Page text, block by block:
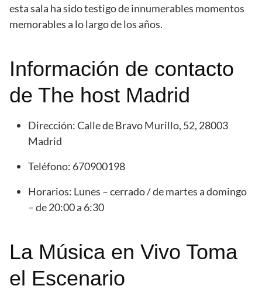
esta sala ha sido testigo de innumerables momentos
memorables a lo largo de los años.
Información de contacto
de The host Madrid
Dirección: Calle de Bravo Murillo, 52, 28003
Madrid
Teléfono: 670900198
Horarios: Lunes – cerrado / de martes a domingo
– de 20:00 a 6:30
La Música en Vivo Toma
el Escenario